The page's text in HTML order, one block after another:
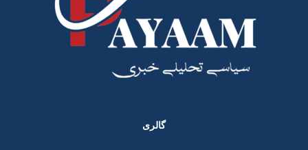
گالری